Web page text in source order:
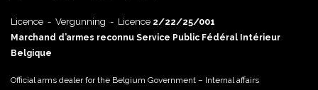
Licence - Vergunning - Licence 2/22/25/001
Marchand d’armes reconnu Service Public Fédéral Intérieur
Belgique
Official arms dealer for the Belgium Government – Internal affairs